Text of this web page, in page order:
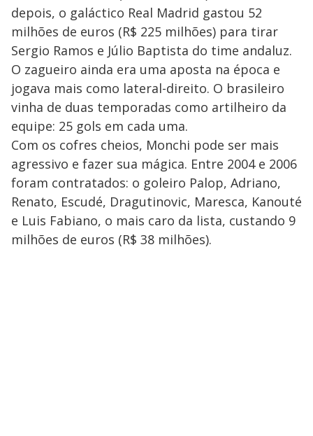
depois, o galáctico Real Madrid gastou 52
milhões de euros (R$ 225 milhões) para tirar
Sergio Ramos e Júlio Baptista do time andaluz.
O zagueiro ainda era uma aposta na época e
jogava mais como lateral-direito. O brasileiro
vinha de duas temporadas como artilheiro da
equipe: 25 gols em cada uma.
Com os cofres cheios, Monchi pode ser mais
agressivo e fazer sua mágica. Entre 2004 e 2006
foram contratados: o goleiro Palop, Adriano,
Renato, Escudé, Dragutinovic, Maresca, Kanouté
e Luis Fabiano, o mais caro da lista, custando 9
milhões de euros (R$ 38 milhões).